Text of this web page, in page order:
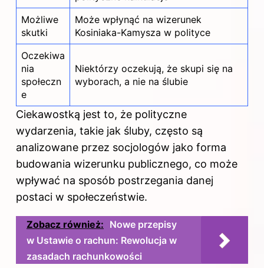
Możliwe
skutki
Może wpłynąć na wizerunek
Kosiniaka-Kamysza w polityce
Oczekiwa
nia
społeczn
e
Niektórzy oczekują, że skupi się na
wyborach, a nie na ślubie
Ciekawostką jest to, że polityczne
wydarzenia, takie jak śluby, często są
analizowane przez socjologów jako forma
budowania wizerunku publicznego, co może
wpływać na sposób postrzegania danej
postaci w społeczeństwie.
Zobacz również: Nowe przepisy
w Ustawie o rachun: Rewolucja w
zasadach rachunkowości